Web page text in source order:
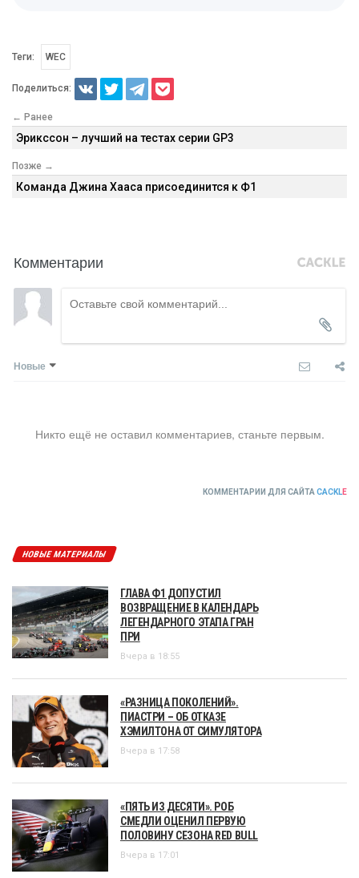
Теги: WEC
Поделиться:
← Ранее
Эрикссон – лучший на тестах серии GP3
Позже →
Команда Джина Хааса присоединится к Ф1
Комментарии
Новые
Никто ещё не оставил комментариев, станьте первым.
КОММЕНТАРИИ ДЛЯ САЙТА CACKLE
НОВЫЕ МАТЕРИАЛЫ
ГЛАВА Ф1 ДОПУСТИЛ
ВОЗВРАЩЕНИЕ В КАЛЕНДАРЬ
ЛЕГЕНДАРНОГО ЭТАПА ГРАН
ПРИ
Вчера в 18:55
«РАЗНИЦА ПОКОЛЕНИЙ».
ПИАСТРИ – ОБ ОТКАЗЕ
ХЭМИЛТОНА ОТ СИМУЛЯТОРА
Вчера в 17:58
«ПЯТЬ ИЗ ДЕСЯТИ». РОБ
СМЕДЛИ ОЦЕНИЛ ПЕРВУЮ
ПОЛОВИНУ СЕЗОНА RED BULL
Вчера в 17:01